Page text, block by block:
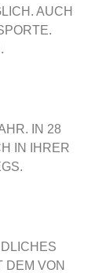
AUCH
IN 28
IN IHRER
DEM VON